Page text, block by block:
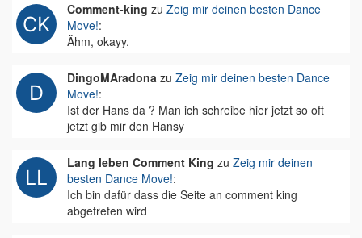
Comment-king zu Zeig mir deinen besten Dance
Move!:
Ähm, okayy.
DingoMAradona zu Zeig mir deinen besten Dance
Move!:
Ist der Hans da ? Man ich schreibe hier jetzt so oft
jetzt gib mir den Hansy
Lang leben Comment King zu Zeig mir deinen
besten Dance Move!:
Ich bin dafür dass die Seite an comment king
abgetreten wird